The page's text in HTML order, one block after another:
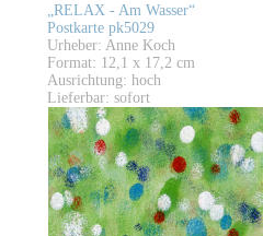
„RELAX - Am Wasser“
Postkarte pk5029
Urheber: Anne Koch
Format: 12,1 x 17,2 cm
Ausrichtung: hoch
Lieferbar: sofort